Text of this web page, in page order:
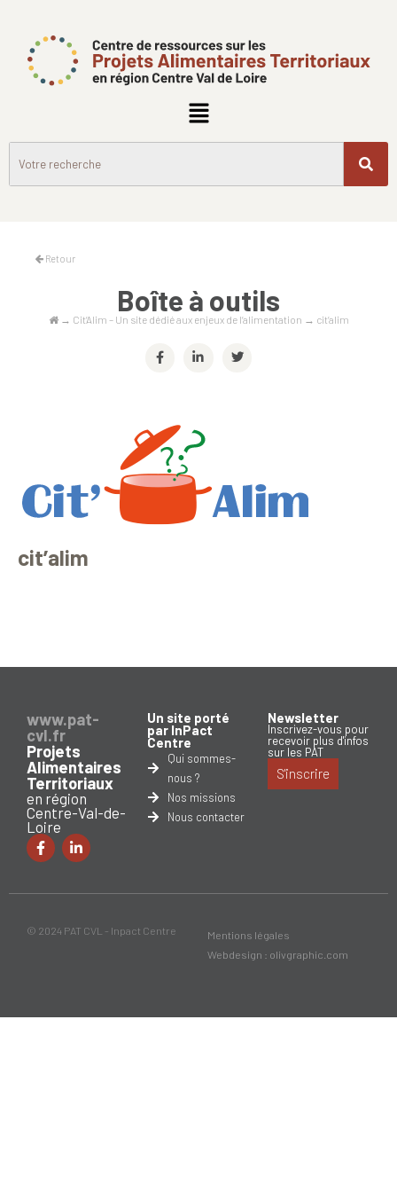
Retour
Boîte à outils
→ Cit’Alim – Un site dédié aux enjeux de l’alimentation → cit’alim
cit’alim
www.pat-
cvl.fr
Projets
Alimentaires
Territoriaux
en région
Centre-Val-de-
Loire
Un site porté
par InPact
Centre
Qui sommes-
nous ?
Nos missions
Nous contacter
Newsletter
Inscrivez-vous pour
recevoir plus d'infos
sur les PAT
S'inscrire
© 2024 PAT CVL - Inpact Centre
Mentions légales
Webdesign : olivgraphic.com